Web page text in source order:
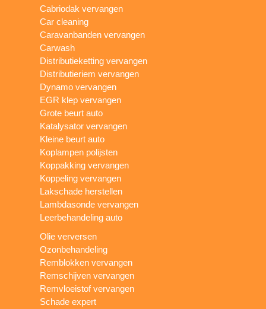
Cabriodak vervangen
Car cleaning
Caravanbanden vervangen
Carwash
Distributieketting vervangen
Distributieriem vervangen
Dynamo vervangen
EGR klep vervangen
Grote beurt auto
Katalysator vervangen
Kleine beurt auto
Koplampen polijsten
Koppakking vervangen
Koppeling vervangen
Lakschade herstellen
Lambdasonde vervangen
Leerbehandeling auto
Olie verversen
Ozonbehandeling
Remblokken vervangen
Remschijven vervangen
Remvloeistof vervangen
Schade expert